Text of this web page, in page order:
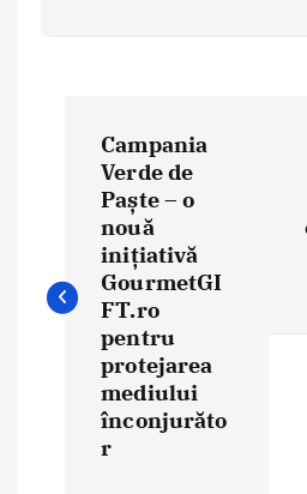
g
Campania
Verde de
Paște – o
nouă
inițiativă
GourmetGI
FT.ro
pentru
protejarea
mediului
înconjurăto
r